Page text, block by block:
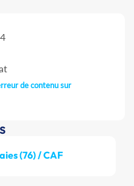
de contenu sur
(76) / CAF